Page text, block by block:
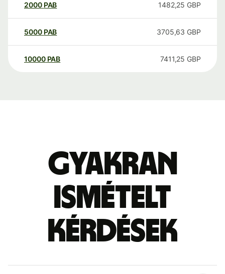
2000 PAB 1482,25 GBP
5000 PAB 3705,63 GBP
10000 PAB 7411,25 GBP
Gyakran
ismételt
kérdések